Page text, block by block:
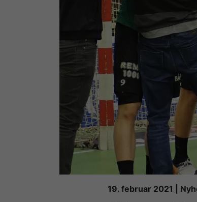
Nyhedsbrev
Køb Billet
19. februar 2021 |